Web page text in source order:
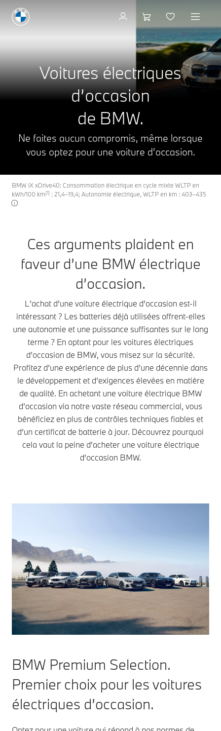
Voitures électriques
d’occasion
de BMW.
Ne faites aucun compromis, même lorsque
vous optez pour une voiture d’occasion.
BMW iX xDrive40: Consommation électrique en cycle mixte WLTP en
kWh/100 km[1] : 21,4–19,4; Autonomie électrique, WLTP en km : 403–435
Voitures électriques
Ces arguments plaident en
faveur d’une BMW électrique
d’occasion.
L'achat d’une voiture électrique d'occasion est-il
intéressant ? Les batteries déjà utilisées offrent-elles
une autonomie et une puissance suffisantes sur le long
terme ? En optant pour les voitures électriques
d’occasion de BMW, vous misez sur la sécurité.
Profitez d’une expérience de plus d’une décennie dans
le développement et d’exigences élevées en matière
de qualité. En achetant une voiture électrique BMW
d’occasion via notre vaste réseau commercial, vous
bénéficiez en plus de contrôles techniques fiables et
d’un certificat de batterie à jour. Découvrez pourquoi
cela vaut la peine d'acheter une voiture électrique
d’occasion BMW.
BMW Premium Selection.
Premier choix pour les voitures
électriques d’occasion.